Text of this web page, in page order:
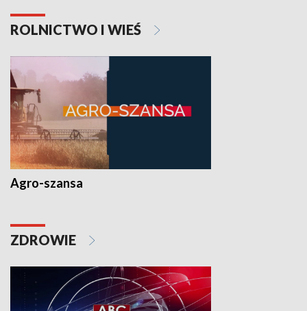
ROLNICTWO I WIEŚ
Agro-szansa
ZDROWIE